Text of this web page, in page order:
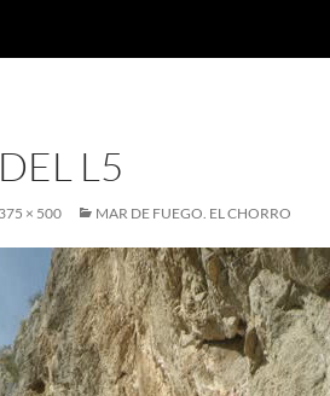
L5
375 × 500 MAR DE FUEGO. EL CHORRO